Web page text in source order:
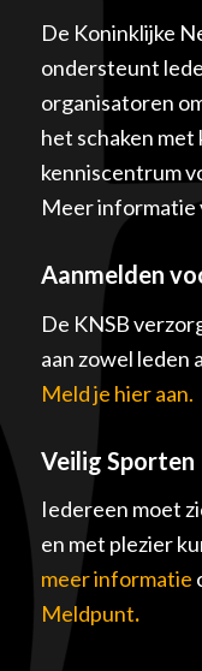
De Koninklijke
ondersteunt
organisatoren
het schaken met
kenniscentrum
Meer informatie
Aanmelden
De KNSB
aan zowel leden
Meld je hier aan.
Veilig Sporten
Iedereen moet
en met plezier
meer informatie
Meldpunt.